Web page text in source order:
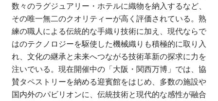
数々のラグジュアリー・ホテルに織物を納入するなど、
その唯一無二のクオリティーが高く評価されている。熟
練の職人による伝統的な手織り技術に加え、現代ならで
はのテクノロジーを駆使した機械織りも積極的に取り入
れ、文化の継承と未来へつながる技術革新の探求に力を
注いでいる。現在開催中の「大阪・関西万博」では、協
賛タペストリーを納める迎賓館をはじめ、多数の施設や
国内外のパビリオンに、伝統技術と現代的な感性が融合